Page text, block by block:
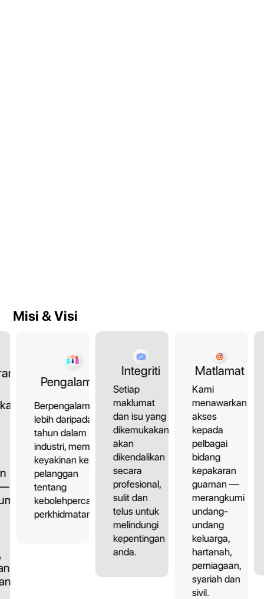
Misi & Visi
—
Pengalaman
Berpengalaman
lebih daripada 10
tahun dalam
industri, memberi
keyakinan kepada
pelanggan
tentang
kebolehpercayaan
perkhidmatan.
Integriti
Setiap
maklumat
dan isu yang
dikemukakan
akan
dikendalikan
secara
profesional,
sulit dan
telus untuk
melindungi
kepentingan
anda.
Matlamat
Kami
menawarkan
akses
kepada
pelbagai
bidang
kepakaran
guaman —
merangkumi
undang-
undang
keluarga,
hartanah,
perniagaan,
syariah dan
sivil.